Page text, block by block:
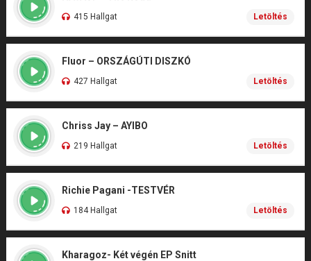
415 Hallgat Letöltés
Fluor – ORSZÁGÚTI DISZKÓ
427 Hallgat Letöltés
Chriss Jay – AYIBO
219 Hallgat Letöltés
Richie Pagani -TESTVÉR
184 Hallgat Letöltés
Kharagoz- Két végén EP Snitt